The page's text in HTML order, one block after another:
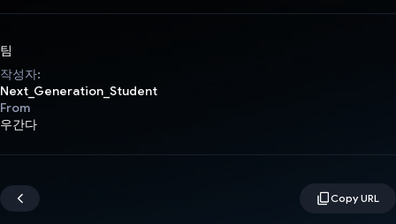
팀
작성자:
Next_Generation_Student
From
우간다